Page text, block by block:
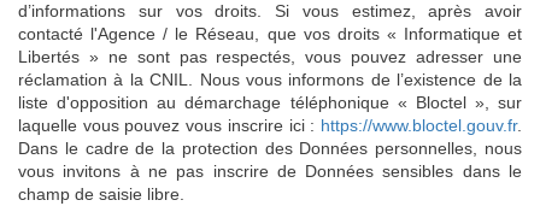
d’informations sur vos droits. Si vous estimez, après avoir
contacté l'Agence / le Réseau, que vos droits « Informatique et
Libertés » ne sont pas respectés, vous pouvez adresser une
réclamation à la CNIL. Nous vous informons de l’existence de la
liste d'opposition au démarchage téléphonique « Bloctel », sur
laquelle vous pouvez vous inscrire ici : https://www.bloctel.gouv.fr.
Dans le cadre de la protection des Données personnelles, nous
vous invitons à ne pas inscrire de Données sensibles dans le
champ de saisie libre.